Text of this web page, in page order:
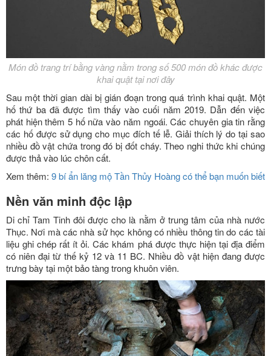
Món đồ trang trí bằng vàng nằm trong số 500 món đồ khác được
khai quật tại nơi đây
Sau một thời gian dài bị gián đoạn trong quá trình khai quật. Một
hố thứ ba đã được tìm thấy vào cuối năm 2019. Dẫn đến việc
phát hiện thêm 5 hố nữa vào năm ngoái. Các chuyên gia tin rằng
các hố được sử dụng cho mục đích tế lễ. Giải thích lý do tại sao
nhiều đồ vật chứa trong đó bị đốt cháy. Theo nghi thức khi chúng
được thả vào lúc chôn cất.
Xem thêm: 9 bí ẩn lăng mộ Tần Thủy Hoàng có thể bạn muốn biết
Nền văn minh độc lập
Di chỉ Tam Tinh đôi được cho là nằm ở trung tâm của nhà nước
Thục. Nơi mà các nhà sử học không có nhiều thông tin do các tài
liệu ghi chép rất ít ỏi. Các khám phá được thực hiện tại địa điểm
có niên đại từ thế kỷ 12 và 11 BC. Nhiều đồ vật hiện đang được
trưng bày tại một bảo tàng trong khuôn viên.